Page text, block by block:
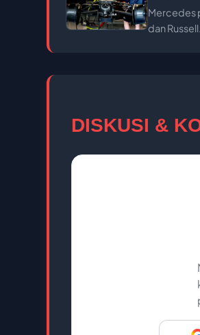
Mercedes
dan
DISKUSI &